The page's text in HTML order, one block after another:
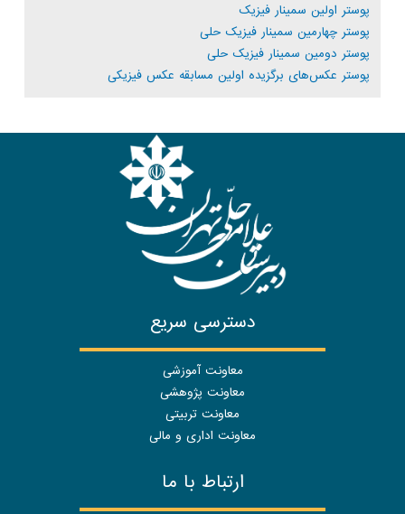
پوستر اولین سمینار فیزیک
پوستر چهارمین سمینار فیزیک حلی
پوستر دومین سمینار فیزیک حلی
پوستر عکس‌های برگزیده اولین مسابقه عکس فیزیکی
دسترسی سریع
معاونت آموزشی
معاونت پژوهشی
معاونت تربیتی
معاونت اداری و مالی
ارتباط با ما